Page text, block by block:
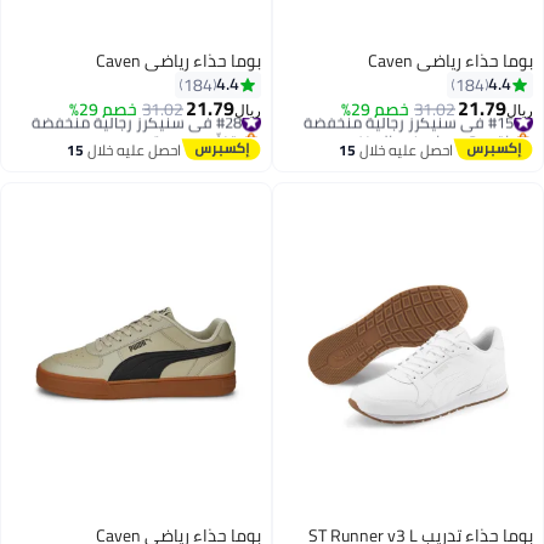
بوما حذاء رياضي Caven
4.4
184
ريال21.79
31.02خصم 29% #15 في سنيكرز رجالية منخفضة
باقي 2 وحدات في المخزون
#15 في سنيكرز رجالية منخفضة احصل عليه خلال15
بوما حذاء رياضي Caven
4.4
184
ريال21.79
31.02خصم 29% #28 في سنيكرز رجالية منخفضة
بتخلّص بسرعة
#28 في سنيكرز رجالية منخفضة احصل عليه خلال15
بوما حذاء تدريب ST Runner v3 L بوما حذاء رياضي Caven